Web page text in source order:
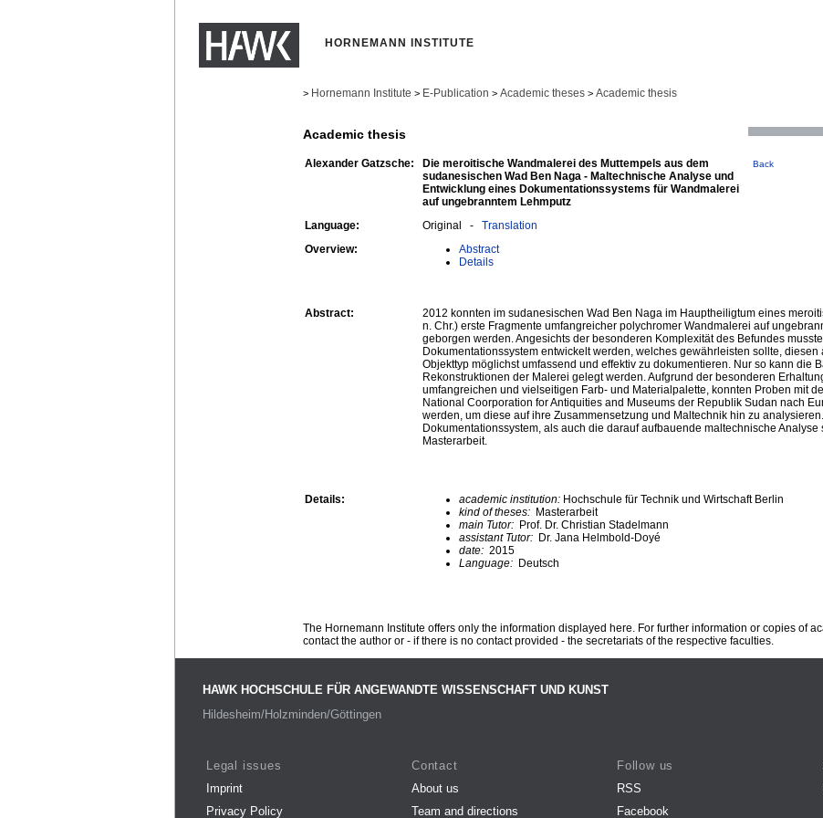
HORNEMANN INSTITUTE
> Hornemann Institute > E-Publication > Academic theses > Academic thesis
Academic thesis
Alexander Gatzsche:
Die meroitische Wandmalerei des Muttempels aus dem
sudanesischen Wad Ben Naga - Maltechnische Analyse und
Entwicklung eines Dokumentationssystems für Wandmalerei
auf ungebranntem Lehmputz
Back
Language: Original - Translation
Overview:
Abstract
Details
Abstract:
2012 konnten im sudanesischen Wad Ben Naga im Hauptheiligtum eines
n. Chr.) erste Fragmente umfangreicher polychromer Wandmalerei auf
geborgen werden. Angesichts der besonderen Komplexität des Befundes
Dokumentationssystem entwickelt werden, welches gewährleisten sollte,
Objekttyp möglichst umfassend und effektiv zu dokumentieren. Nur so kann die
Rekonstruktionen der Malerei gelegt werden. Aufgrund der besonderen
umfangreichen und vielseitigen Farb- und Materialpalette, konnten Proben mit
National Coorporation for Antiquities and Museums der Republik Sudan nach
werden, um diese auf ihre Zusammensetzung und Maltechnik hin zu
Dokumentationssystem, als auch die darauf aufbauende maltechnische Analyse
Masterarbeit.
Details: academic institution: Hochschule für Technik und Wirtschaft Berlin
kind of theses: Masterarbeit
main Tutor: Prof. Dr. Christian Stadelmann
assistant Tutor: Dr. Jana Helmbold-Doyé
date: 2015
Language: Deutsch
The Hornemann Institute offers only the information displayed here. For further information or copies of
contact the author or - if there is no contact provided - the secretariats of the respective faculties.
HAWK HOCHSCHULE FÜR ANGEWANDTE WISSENSCHAFT UND KUNST
Hildesheim/Holzminden/Göttingen
Legal issues
Imprint
Privacy Policy
Contact
About us
Team and directions
Follow us
RSS
Facebook